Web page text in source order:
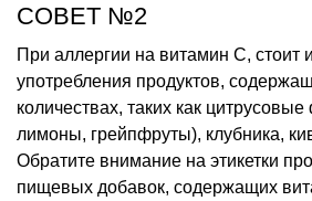
СОВЕТ №2
При аллергии на витамин С, стоит
употребления продуктов,
количествах, таких как
лимоны, грейпфруты), клубника,
Обратите внимание на этикетки
пищевых добавок, содержащих